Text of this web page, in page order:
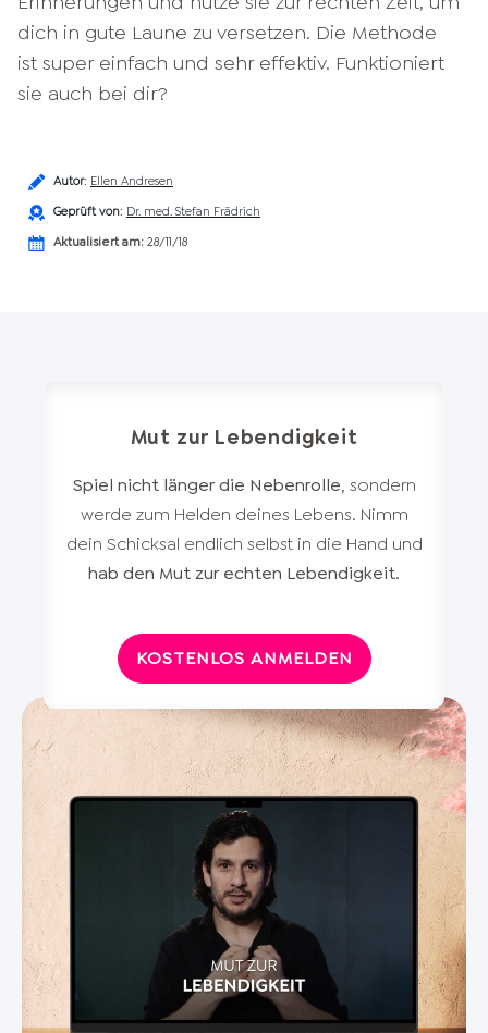
dich in gute Laune zu versetzen. Die Methode
ist super einfach und sehr effektiv. Funktioniert
sie auch bei dir?
Autor: Ellen Andresen
Geprüft von: Dr. med. Stefan Frädrich
Aktualisiert am: 28/11/18
Mut zur Lebendigkeit
Spiel nicht länger die Nebenrolle, sondern
werde zum Helden deines Lebens. Nimm
dein Schicksal endlich selbst in die Hand und
hab den Mut zur echten Lebendigkeit.
KOSTENLOS ANMELDEN